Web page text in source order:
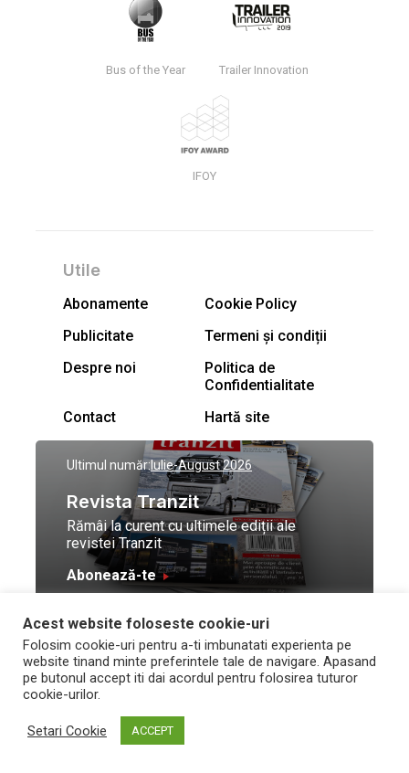
Bus of the Year Trailer Innovation
IFOY
Utile
Abonamente
Cookie Policy
Publicitate
Termeni și condiții
Despre noi
Politica de
Confidentialitate
Contact
Hartă site
Ultimul număr:Iulie-August 2026
Revista Tranzit
Rămâi la curent cu ultimele ediții ale
revistei Tranzit
Abonează-te
© Toate drepturile
rezervate Trafic Media
2026
Design by
and development by Neo
Vision Technologies
Acest website foloseste cookie-uri
Folosim cookie-uri pentru a-ti imbunatati experienta pe
website tinand minte preferintele tale de navigare. Apasand
pe butonul accept iti dai acordul pentru folosirea tuturor
cookie-urilor.
Setari Cookie ACCEPT